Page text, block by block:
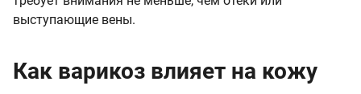
выступающие вены.
Как варикоз влияет на кожу